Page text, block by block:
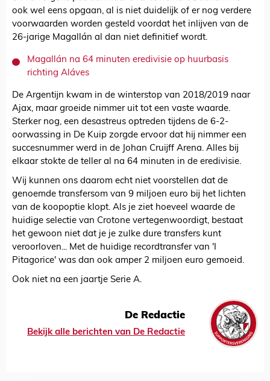
ook wel eens opgaan, al is niet duidelijk of er nog verdere
voorwaarden worden gesteld voordat het inlijven van de
26-jarige Magallán al dan niet definitief wordt.
Magallán na 64 minuten eredivisie op huurbasis
richting Aláves
De Argentijn kwam in de winterstop van 2018/2019 naar
Ajax, maar groeide nimmer uit tot een vaste waarde.
Sterker nog, een desastreus optreden tijdens de 6-2-
oorwassing in De Kuip zorgde ervoor dat hij nimmer een
succesnummer werd in de Johan Cruijff Arena. Alles bij
elkaar stokte de teller al na 64 minuten in de eredivisie.
Wij kunnen ons daarom echt niet voorstellen dat de
genoemde transfersom van 9 miljoen euro bij het lichten
van de koopoptie klopt. Als je ziet hoeveel waarde de
huidige selectie van Crotone vertegenwoordigt, bestaat
het gewoon niet dat je je zulke dure transfers kunt
veroorloven... Met de huidige recordtransfer van 'I
Pitagorice' was dan ook amper 2 miljoen euro gemoeid.
Ook niet na een jaartje Serie A.
De Redactie
Bekijk alle berichten van De Redactie